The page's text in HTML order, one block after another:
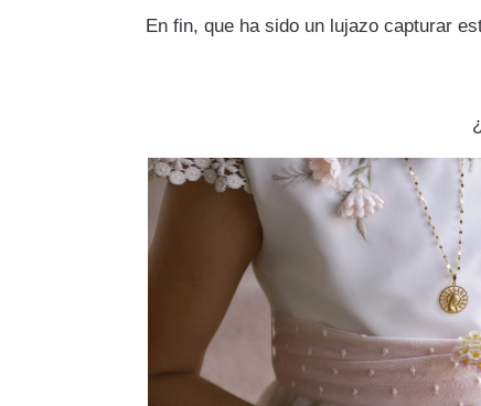
En fin, que ha sido un lujazo capturar